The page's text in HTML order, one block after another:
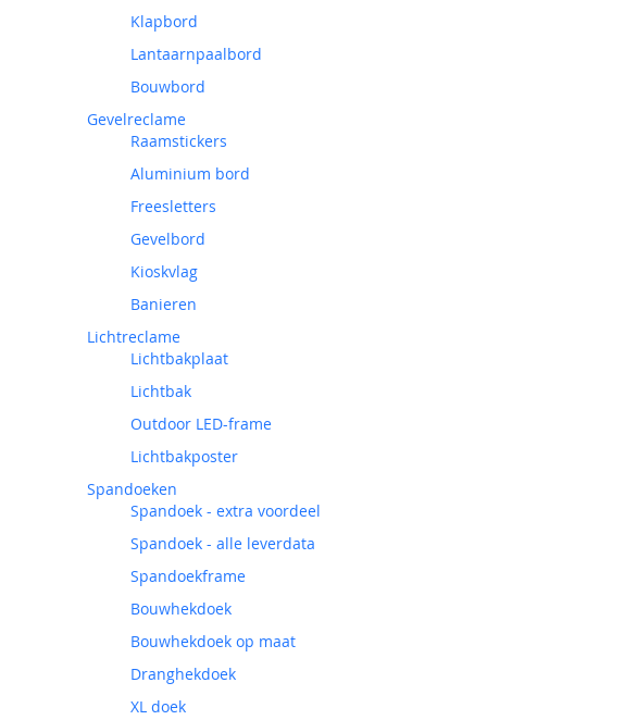
Klapbord
Lantaarnpaalbord
Bouwbord
Gevelreclame
Raamstickers
Aluminium bord
Freesletters
Gevelbord
Kioskvlag
Banieren
Lichtreclame
Lichtbakplaat
Lichtbak
Outdoor LED-frame
Lichtbakposter
Spandoeken
Spandoek - extra voordeel
Spandoek - alle leverdata
Spandoekframe
Bouwhekdoek
Bouwhekdoek op maat
Dranghekdoek
XL doek